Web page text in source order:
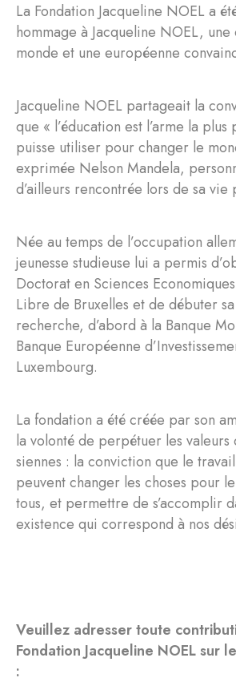
La Fondation Jacqueline NOEL a
hommage à Jacqueline NOEL,
monde et une européenne
Jacqueline NOEL partageait la
que « l’éducation est l’arme la plus
puisse utiliser pour changer le
exprimée Nelson Mandela,
d’ailleurs rencontrée lors de sa vie
Née au temps de l’occupation
jeunesse studieuse lui a permis
Doctorat en Sciences
Libre de Bruxelles et de débuter
recherche, d’abord à la Banque
Banque Européenne
Luxembourg.
La fondation a été créée par son
la volonté de perpétuer les valeurs
siennes : la conviction que le
peuvent changer les choses pour
tous, et permettre de s’accomplir
existence qui correspond à nos
Veuillez adresser toute
Fondation Jacqueline NOEL sur
: